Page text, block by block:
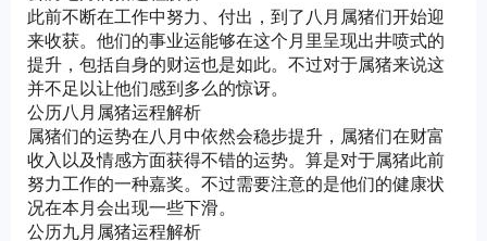
此前不断在工作中努力、付出，到了八月属猪们开始迎
来收获。他们的事业运能够在这个月里呈现出井喷式的
提升，包括自身的财运也是如此。不过对于属猪来说这
并不足以让他们感到多么的惊讶。
公历八月属猪运程解析
属猪们的运势在八月中依然会稳步提升，属猪们在财富
收入以及情感方面获得不错的运势。算是对于属猪此前
努力工作的一种嘉奖。不过需要注意的是他们的健康状
况在本月会出现一些下滑。
公历九月属猪运程解析